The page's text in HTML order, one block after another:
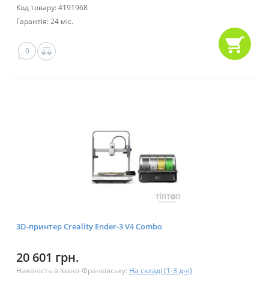
Код товару: 4191968
Гарантія: 24 міс.
0
3D-принтер Creality Ender-3 V4 Combo
20 601 грн.
Наявність в Івано-Франківську: На складі (1-3 дні)